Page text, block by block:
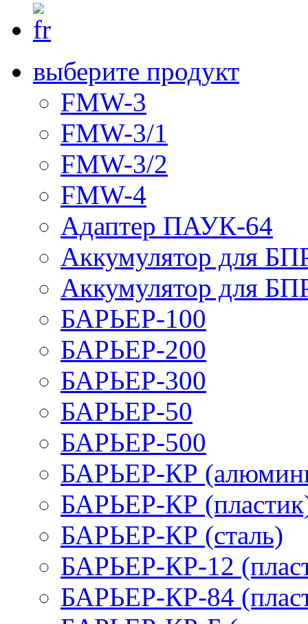
выберите продукт
FMW-3
FMW-3/1
FMW-3/2
FMW-4
Адаптер ПАУК-64
Аккумулятор для
Аккумулятор для
БАРЬЕР-100
БАРЬЕР-200
БАРЬЕР-300
БАРЬЕР-50
БАРЬЕР-500
БАРЬЕР-КР
БАРЬЕР-КР
БАРЬЕР-КР (сталь)
БАРЬЕР-КР-12
БАРЬЕР-КР-84